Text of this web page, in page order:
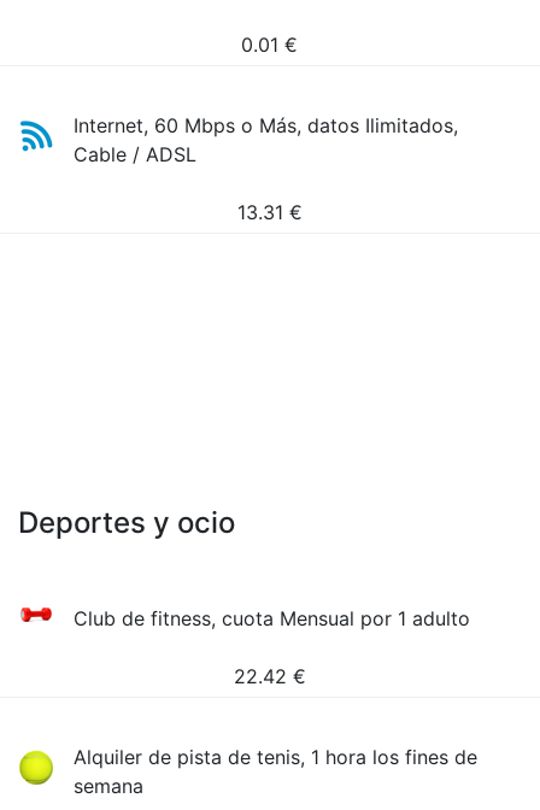
0.01 €
Internet, 60 Mbps o Más, datos Ilimitados,
Cable / ADSL
13.31 €
Deportes y ocio
Club de fitness, cuota Mensual por 1 adulto
22.42 €
Alquiler de pista de tenis, 1 hora los fines de
semana